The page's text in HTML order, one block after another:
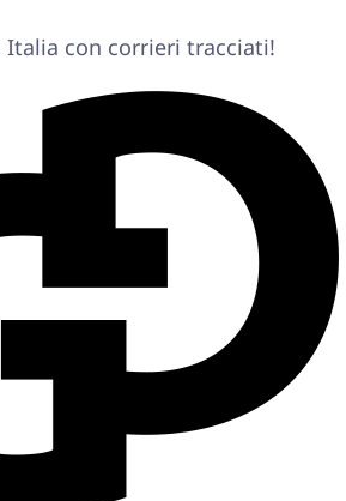
con corrieri tracciati!